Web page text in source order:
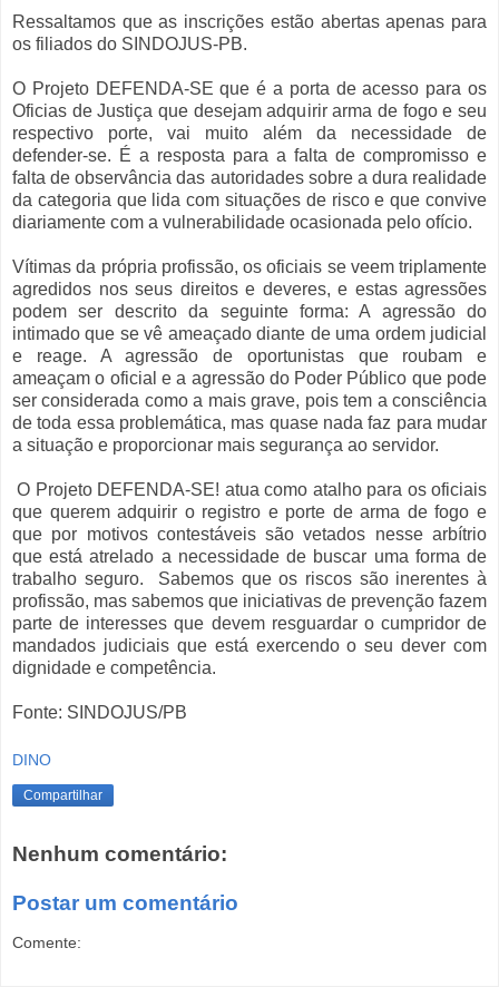
Ressaltamos que as inscrições estão abertas apenas para
os filiados do SINDOJUS-PB.
O Projeto DEFENDA-SE que é a porta de acesso para os
Oficias de Justiça que desejam adquirir arma de fogo e seu
respectivo porte, vai muito além da necessidade de
defender-se. É a resposta para a falta de compromisso e
falta de observância das autoridades sobre a dura realidade
da categoria que lida com situações de risco e que convive
diariamente com a vulnerabilidade ocasionada pelo ofício.
Vítimas da própria profissão, os oficiais se veem triplamente
agredidos nos seus direitos e deveres, e estas agressões
podem ser descrito da seguinte forma: A agressão do
intimado que se vê ameaçado diante de uma ordem judicial
e reage. A agressão de oportunistas que roubam e
ameaçam o oficial e a agressão do Poder Público que pode
ser considerada como a mais grave, pois tem a consciência
de toda essa problemática, mas quase nada faz para mudar
a situação e proporcionar mais segurança ao servidor.
O Projeto DEFENDA-SE! atua como atalho para os oficiais
que querem adquirir o registro e porte de arma de fogo e
que por motivos contestáveis são vetados nesse arbítrio
que está atrelado a necessidade de buscar uma forma de
trabalho seguro. Sabemos que os riscos são inerentes à
profissão, mas sabemos que iniciativas de prevenção fazem
parte de interesses que devem resguardar o cumpridor de
mandados judiciais que está exercendo o seu dever com
dignidade e competência.
Fonte: SINDOJUS/PB
DINO
Compartilhar
Nenhum comentário:
Postar um comentário
Comente: